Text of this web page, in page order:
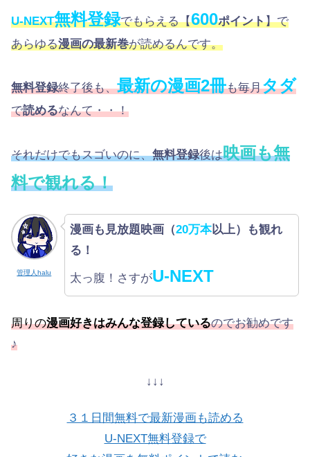
U-NEXT無料登録でもらえる【600ポイント】で
あらゆる漫画の最新巻が読めるんです。
無料登録終了後も、最新の漫画2冊も毎月タダ
で読めるなんて・・！
それだけでもスゴいのに、無料登録後は映画も無
料で観れる！
管理人halu
漫画も見放題映画（20万本以上）も観れ
る！
太っ腹！さすがU-NEXT
周りの漫画好きはみんな登録しているのでお勧めです
♪
↓↓↓
３１日間無料で最新漫画も読める
U-NEXT無料登録で